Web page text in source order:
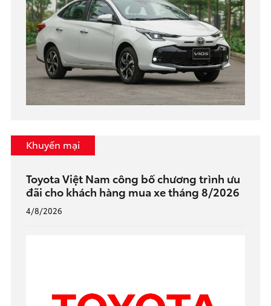
Khuyến mại
Toyota Việt Nam công bố chương trình ưu
đãi cho khách hàng mua xe tháng 8/2026
4/8/2026